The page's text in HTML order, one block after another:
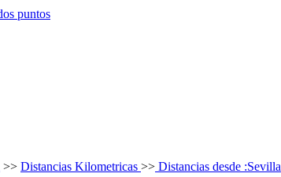
>> Distancias Kilometricas >> Distancias desde :Sevilla